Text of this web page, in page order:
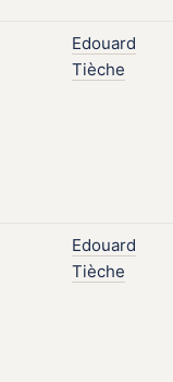
Edouard
Tièche
Edouard
Tièche